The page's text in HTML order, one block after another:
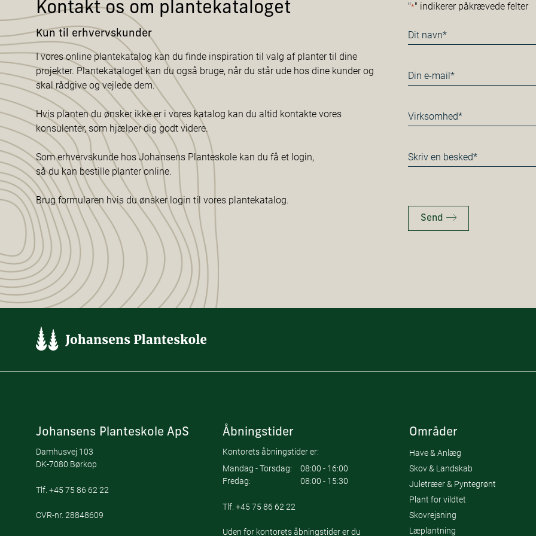
Kontakt os om plantekataloget
Kun til erhvervskunder
I vores online plantekatalog kan du finde inspiration til valg af planter til dine
projekter. Plantekataloget kan du også bruge, når du står ude hos dine kunder og
skal rådgive og vejlede dem.
Hvis planten du ønsker ikke er i vores katalog kan du altid kontakte vores
konsulenter, som hjælper dig godt videre.
Som erhvervskunde hos Johansens Planteskole kan du få et login,
så du kan bestille planter online.
Brug formularen hvis du ønsker login til vores plantekatalog.
"*" indikerer påkrævede felter
Navn
*
E-
mail
Virksomhed*
*
Besked
*
Send
Johansens Planteskole ApS
Damhusvej 103
DK-7080 Børkop
Tlf. +45 75 86 62 22
CVR-nr. 28848609
Åbningstider
Kontorets åbningstider er:
Mandag - Torsdag:
08:00 - 16:00
Fredag:
08:00 - 15:30
Tlf.+45 75 86 62 22
Uden for kontorets åbningstider er du
Områder
Have & Anlæg
Skov & Landskab
Juletræer & Pyntegrønt
Plant for vildtet
Skovrejsning
Læplantning